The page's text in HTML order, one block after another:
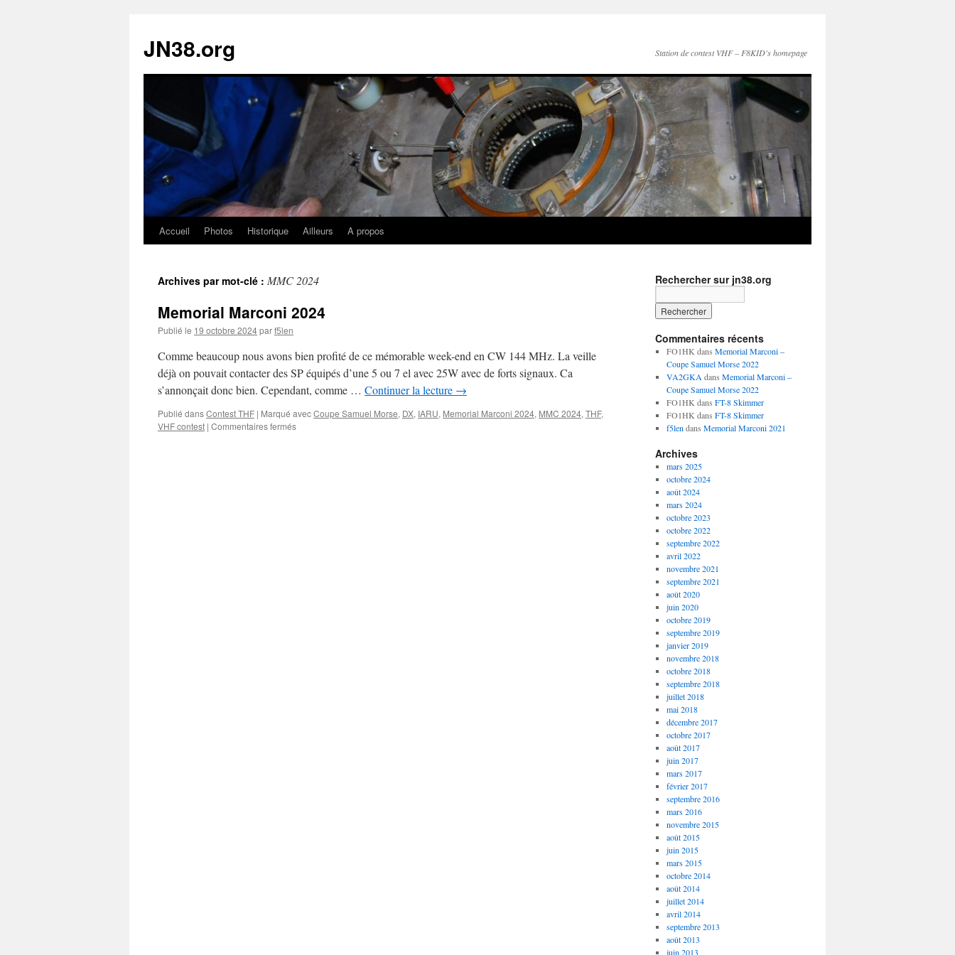
JN38.org Station de contest VHF – F8KID's homepage
Aller
contenu
Accueil Photos Historique Ailleurs A propos
Archives par mot-clé : MMC 2024
Memorial Marconi 2024
Publié le 19 octobre 2024parf5len
Comme beaucoup nous avons bien profité de ce mémorable week-end en CW 144 MHz. La veille
déjà on pouvait contacter des SP équipés d’une 5 ou 7 el avec 25W avec de forts signaux. Ca
s’annonçait donc bien. Cependant, comme … Continuer la lecture →
Publié dansContest THF | Marqué avecCoupe Samuel Morse, DX, IARU, Memorial Marconi 2024, MMC 2024, THF,
VHF contest | Commentaires ferméssur
Rechercher sur jn38.org
Commentaires récents
FO1HK dans Memorial Marconi –
Coupe Samuel Morse 2022
VA2GKA dans Memorial Marconi –
Coupe Samuel Morse 2022
FO1HK dans FT-8 Skimmer
FO1HK dans FT-8 Skimmer
f5len dans Memorial Marconi 2021
Archives
mars 2025
octobre 2024
août 2024
mars 2024
octobre 2023
octobre 2022
septembre 2022
avril 2022
novembre 2021
septembre 2021
août 2020
juin 2020
octobre 2019
septembre 2019
janvier 2019
novembre 2018
octobre 2018
septembre 2018
juillet 2018
mai 2018
décembre 2017
octobre 2017
août 2017
juin 2017
mars 2017
février 2017
septembre 2016
mars 2016
novembre 2015
août 2015
juin 2015
mars 2015
octobre 2014
août 2014
juillet 2014
avril 2014
septembre 2013
août 2013
juin 2013